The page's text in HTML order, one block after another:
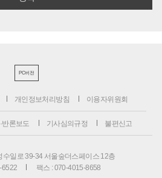
PC버전
개인정보처리방침 이용자위원회
반론보도 기사심의규정 불편신고
수일로 39-34 서울숲더스페이스 12층
6522
팩스 : 070-4015-8658